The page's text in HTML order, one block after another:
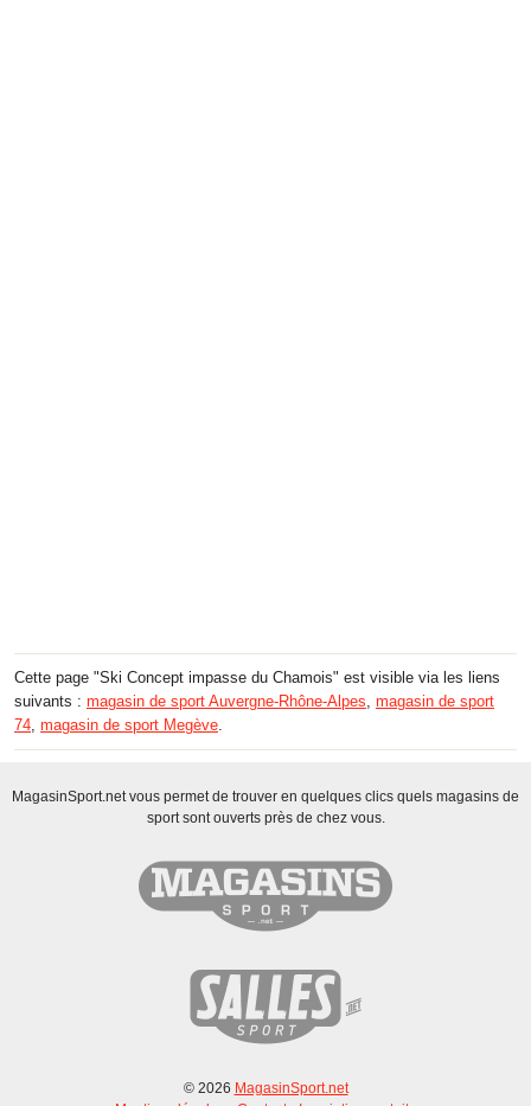
Cette page "Ski Concept impasse du Chamois" est visible via les liens
suivants : magasin de sport Auvergne-Rhône-Alpes magasin de sport
74 magasin de sport Megève
MagasinSport.net vous permet de trouver en quelques clics quels magasins de
sport sont ouverts près de chez vous.
© 2026 MagasinSport.net